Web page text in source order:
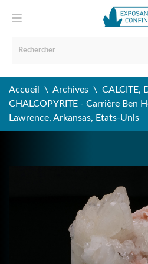
Accueil Archives
CALCITE,
CHALCOPYRITE - Carrière Ben
Lawrence, Arkansas, Etats-Unis